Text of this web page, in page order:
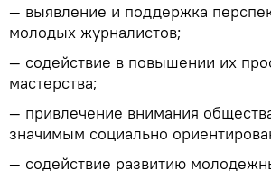
— выявление и поддержка
молодых журналистов;
— содействие в повышении их
мастерства;
— привлечение внимания
значимым социально
— содействие развитию